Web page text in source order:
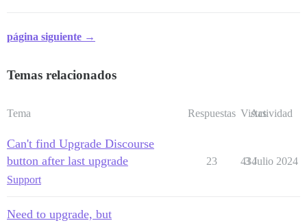
página siguiente →
Temas relacionados
Tema Respuestas Vistas
Actividad
Can't find Upgrade Discourse
button after last upgrade
Support
23 434
3 Julio 2024
Need to upgrade, but